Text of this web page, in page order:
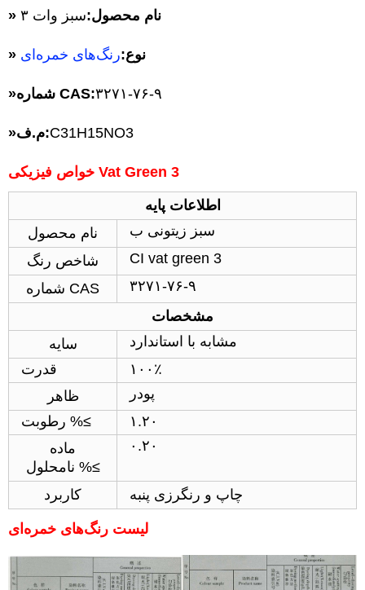
» نام محصول:سبز وات ۳
» نوع:رنگ‌های خمره‌ای
» شماره CAS:۳۲۷۱-۷۶-۹
» م.ف:C31H15NO3
خواص فیزیکی Vat Green 3
اطلاعات پایه
نام محصول
سبز زیتونی ب
شاخص رنگ
CI vat green 3
شماره CAS
۳۲۷۱-۷۶-۹
مشخصات
سایه
مشابه با استاندارد
قدرت
۱۰۰٪
ظاهر
پودر
رطوبت %≤
۱.۲۰
ماده
نامحلول %≤
۰.۲۰
کاربرد چاپ و رنگرزی پنبه
لیست رنگ‌های خمره‌ای